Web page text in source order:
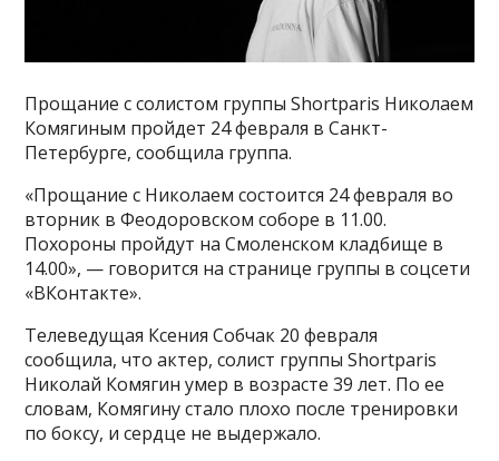
Прощание с солистом группы Shortparis Николаем
Комягиным пройдет 24 февраля в Санкт-
Петербурге, сообщила группа.
«Прощание с Николаем состоится 24 февраля во
вторник в Феодоровском соборе в 11.00.
Похороны пройдут на Смоленском кладбище в
14.00», — говорится на странице группы в соцсети
«ВКонтакте».
Телеведущая Ксения Собчак 20 февраля
сообщила, что актер, солист группы Shortparis
Николай Комягин умер в возрасте 39 лет. По ее
словам, Комягину стало плохо после тренировки
по боксу, и сердце не выдержало.